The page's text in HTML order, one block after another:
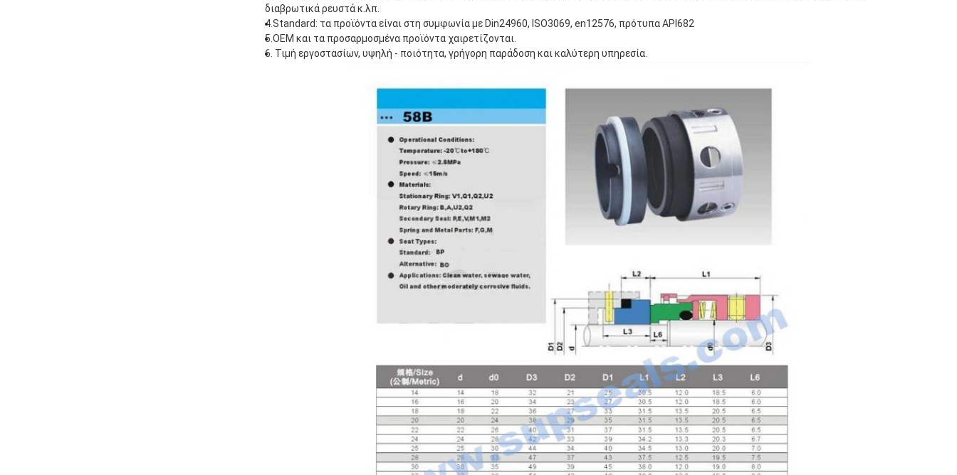
διαβρωτικά ρευστά κ.λπ.
4.Standard: τα προϊόντα είναι στη συμφωνία με Din24960, ISO3069, en12576, πρότυπα API682
5.OEM και τα προσαρμοσμένα προϊόντα χαιρετίζονται.
6. Τιμή εργοστασίων, υψηλή - ποιότητα, γρήγορη παράδοση και καλύτερη υπηρεσία.